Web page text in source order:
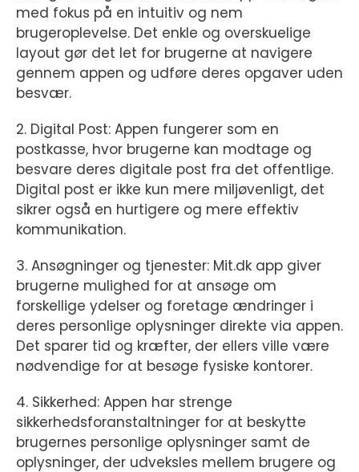
med fokus på en intuitiv og nem
brugeroplevelse. Det enkle og overskuelige
layout gør det let for brugerne at navigere
gennem appen og udføre deres opgaver uden
besvær.
2. Digital Post: Appen fungerer som en
postkasse, hvor brugerne kan modtage og
besvare deres digitale post fra det offentlige.
Digital post er ikke kun mere miljøvenligt, det
sikrer også en hurtigere og mere effektiv
kommunikation.
3. Ansøgninger og tjenester: Mit.dk app giver
brugerne mulighed for at ansøge om
forskellige ydelser og foretage ændringer i
deres personlige oplysninger direkte via appen.
Det sparer tid og kræfter, der ellers ville være
nødvendige for at besøge fysiske kontorer.
4. Sikkerhed: Appen har strenge
sikkerhedsforanstaltninger for at beskytte
brugernes personlige oplysninger samt de
oplysninger, der udveksles mellem brugere og